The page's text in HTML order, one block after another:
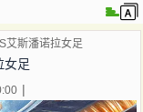
艾斯潘诺拉女足
女足